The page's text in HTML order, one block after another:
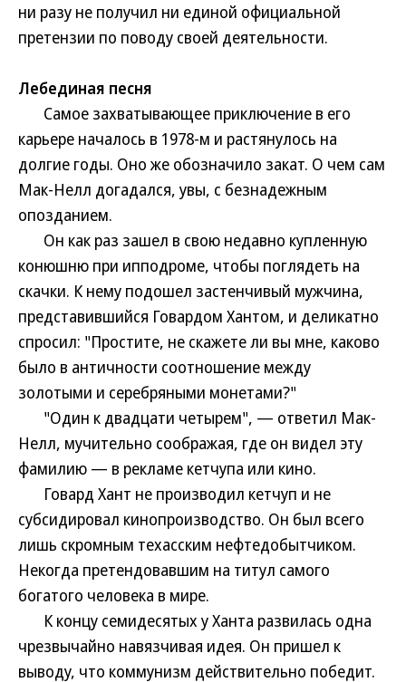
ни разу не получил ни единой официальной
претензии по поводу своей деятельности.
Лебединая песня
Самое захватывающее приключение в его
карьере началось в 1978-м и растянулось на
долгие годы. Оно же обозначило закат. О чем сам
Мак-Нелл догадался, увы, с безнадежным
опозданием.
Он как раз зашел в свою недавно купленную
конюшню при ипподроме, чтобы поглядеть на
скачки. К нему подошел застенчивый мужчина,
представившийся Говардом Хантом, и деликатно
спросил: "Простите, не скажете ли вы мне, каково
было в античности соотношение между
золотыми и серебряными монетами?"
"Один к двадцати четырем", — ответил Мак-
Нелл, мучительно соображая, где он видел эту
фамилию — в рекламе кетчупа или кино.
Говард Хант не производил кетчуп и не
субсидировал кинопроизводство. Он был всего
лишь скромным техасским нефтедобытчиком.
Некогда претендовавшим на титул самого
богатого человека в мире.
К концу семидесятых у Ханта развилась одна
чрезвычайно навязчивая идея. Он пришел к
выводу, что коммунизм действительно победит.